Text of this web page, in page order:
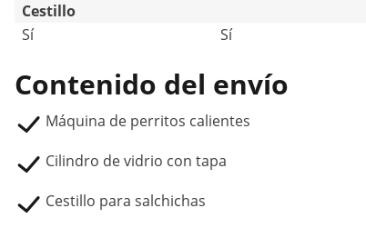
Cestillo
Sí
Sí
Contenido del envío
Máquina de perritos calientes
Cilindro de vidrio con tapa
Cestillo para salchichas